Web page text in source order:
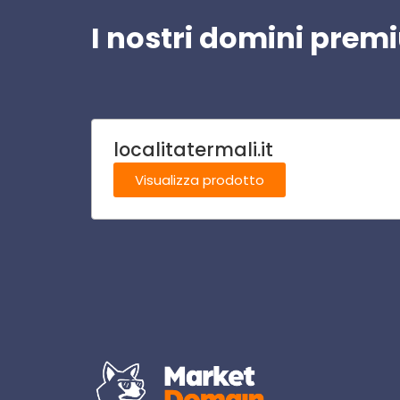
I nostri domini
localitatermali.it
Visualizza prodotto